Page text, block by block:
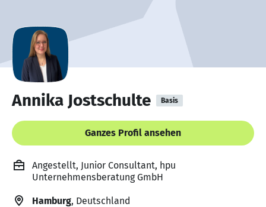
Annika Jostschulte Basis
Ganzes Profil ansehen
Angestellt, Junior Consultant, hpu
Unternehmensberatung GmbH
Hamburg, Deutschland